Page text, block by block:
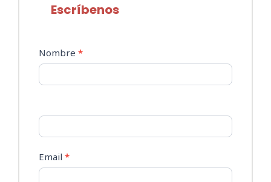
Escríbenos
Contacto
Nombre *
Email *